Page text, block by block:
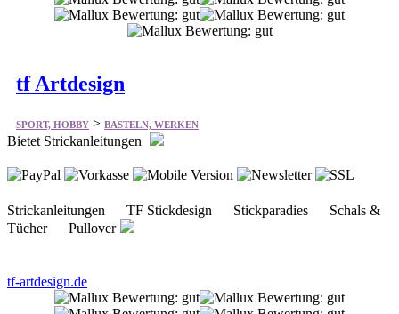
tf Artdesign
SPORT, HOBBY > BASTELN, WERKEN
Bietet Strickanleitungen
Strickanleitungen TF Stickdesign Stickparadies Schals &
Tücher Pullover
tf-artdesign.de